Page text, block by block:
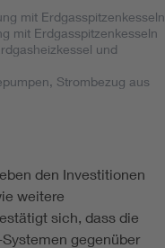
mit Erdgasspitzenkesseln
mit Erdgasspitzenkesseln
und
Strombezug aus
den Investitionen
weitere
sich, dass die
gegenüber